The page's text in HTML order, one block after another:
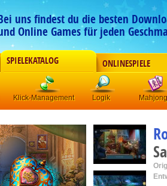
uns findest du die besten
Online Games für jeden
SPIELEKATALOG ONLINESPIELE
Klick-Management Logik Mahjong